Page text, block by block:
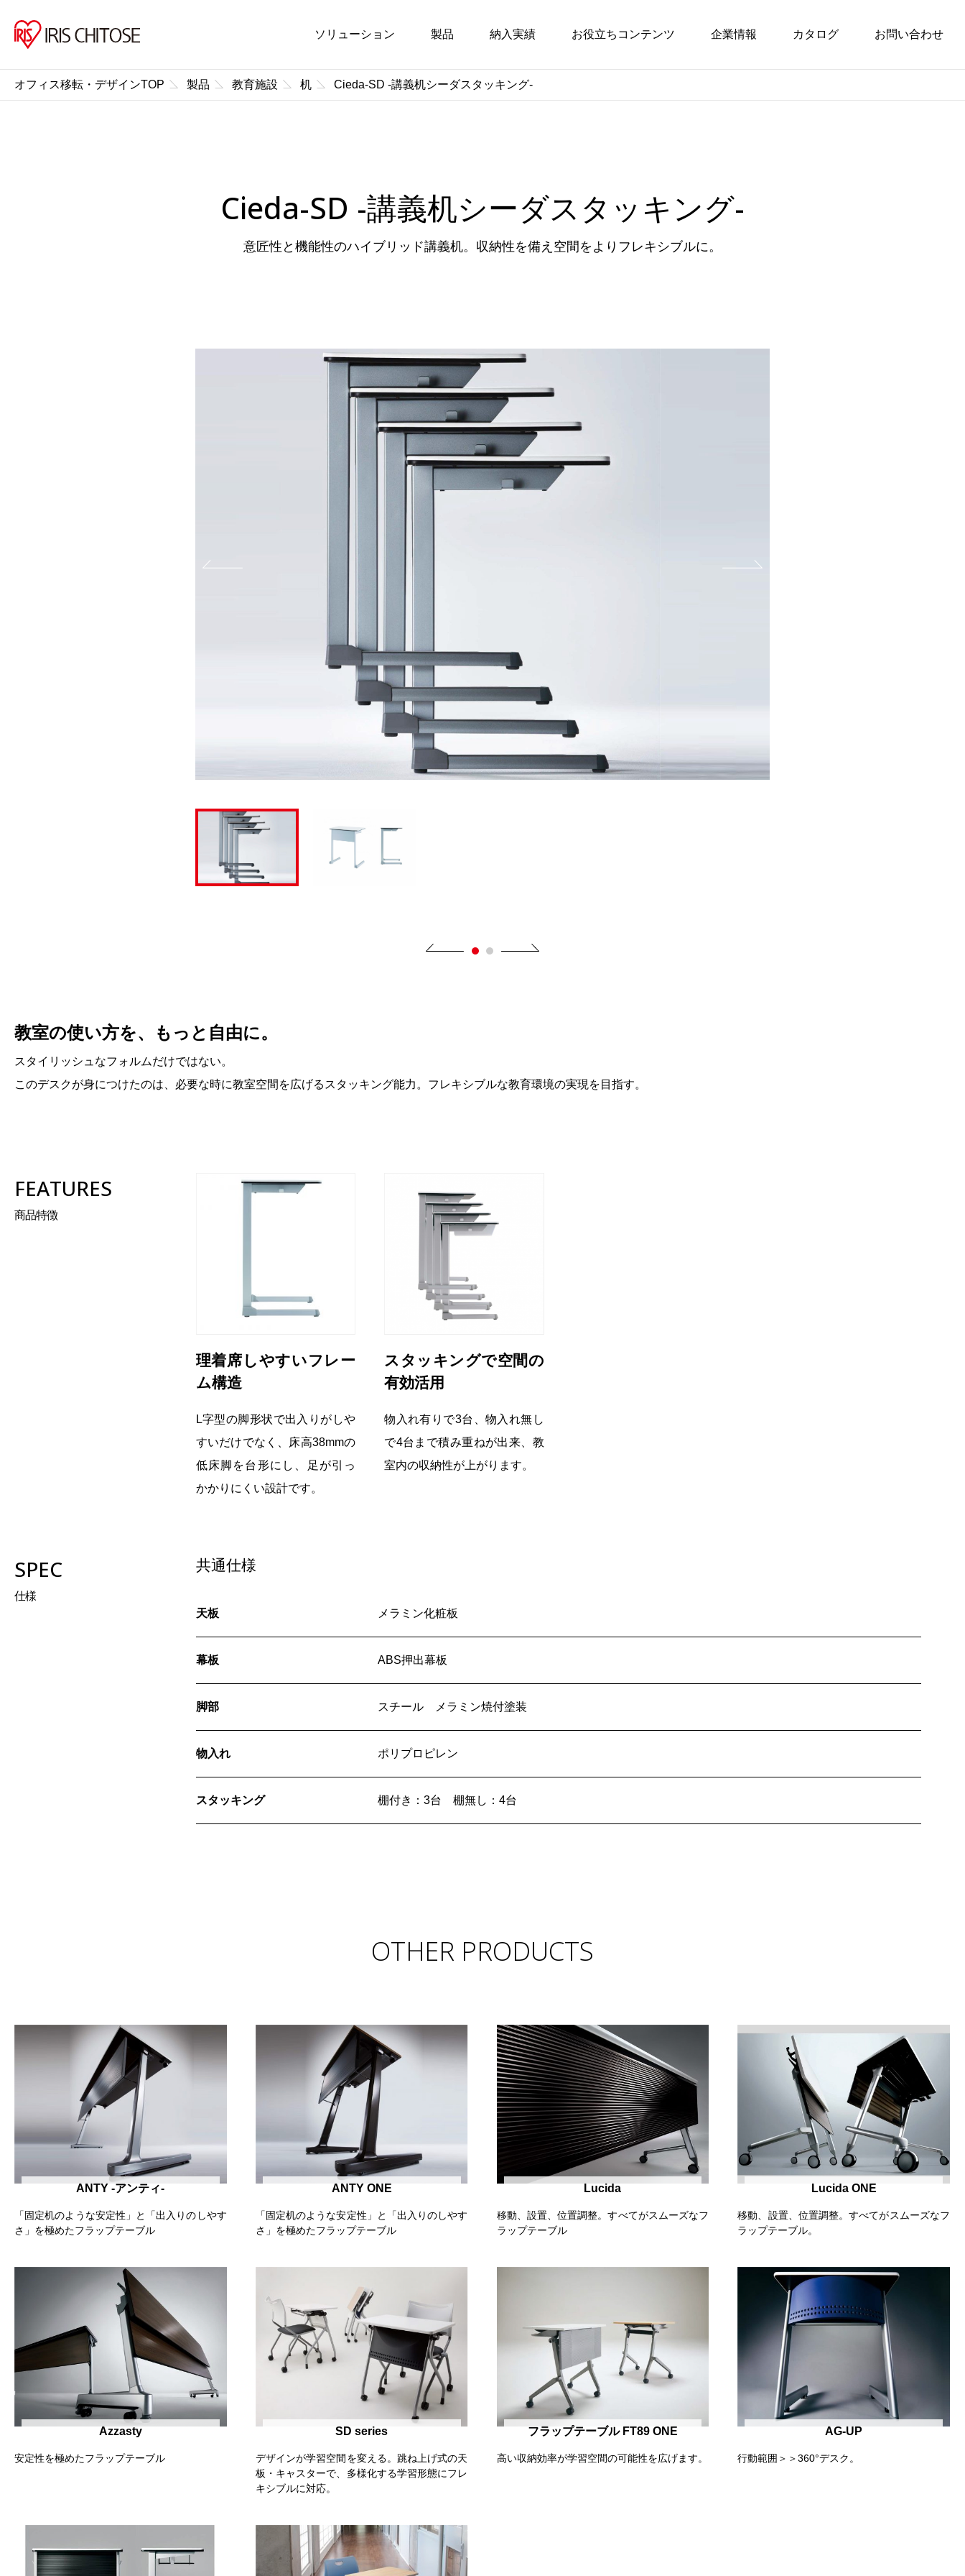
ソリューション 製品 納入実績 お役立ちコンテンツ 企業情報 カタログ お問い合わせ
オフィス移転・デザインTOP 製品 教育施設 机 Cieda-SD -講義机シーダスタッキング-
Cieda-SD -講義机シーダスタッキング-
意匠性と機能性のハイブリッド講義机。収納性を備え空間をよりフレキシブルに。
教室の使い方を、もっと自由に。
スタイリッシュなフォルムだけではない。
このデスクが身につけたのは、必要な時に教室空間を広げるスタッキング能力。フレキシブルな教育環境の実現を目指す。
FEATURES
商品特徴
理着席しやすいフレー
ム構造
L字型の脚形状で出入りがしや
すいだけでなく、床高38mmの
低床脚を台形にし、足が引っ
かかりにくい設計です。
スタッキングで空間の
有効活用
物入れ有りで3台、物入れ無し
で4台まで積み重ねが出来、教
室内の収納性が上がります。
SPEC
仕様
共通仕様
天板 メラミン化粧板
幕板 ABS押出幕板
脚部 スチール メラミン焼付塗装
物入れ ポリプロピレン
スタッキング 棚付き：3台 棚無し：4台
OTHER PRODUCTS
ANTY -アンティ-
「固定机のような安定性」と「出入りのしやす
さ」を極めたフラップテーブル
ANTY ONE
「固定机のような安定性」と「出入りのしやす
さ」を極めたフラップテーブル
Lucida
移動、設置、位置調整。すべてがスムーズなフ
ラップテーブル
Lucida ONE
移動、設置、位置調整。すべてがスムーズなフ
ラップテーブル。
Azzasty
安定性を極めたフラップテーブル
SD series
デザインが学習空間を変える。跳ね上げ式の天
板・キャスターで、多様化する学習形態にフレ
キシブルに対応。
フラップテーブル FT89 ONE
高い収納効率が学習空間の可能性を広げます。
AG-UP
行動範囲＞＞360°デスク。